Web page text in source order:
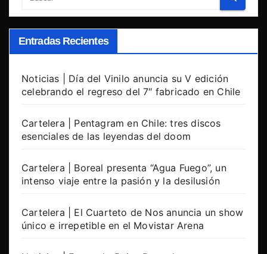
Entradas Recientes
Noticias | Día del Vinilo anuncia su V edición
celebrando el regreso del 7″ fabricado en Chile
Cartelera | Pentagram en Chile: tres discos
esenciales de las leyendas del doom
Cartelera | Boreal presenta “Agua Fuego”, un
intenso viaje entre la pasión y la desilusión
Cartelera | El Cuarteto de Nos anuncia un show
único e irrepetible en el Movistar Arena